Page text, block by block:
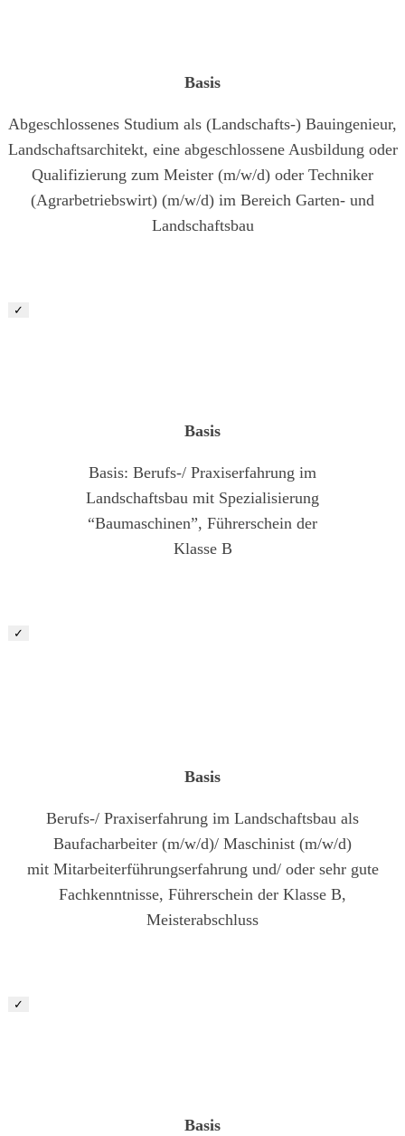
Basis
Abgeschlossenes Studium als (Landschafts-) Bauingenieur,
Landschaftsarchitekt, eine abgeschlossene Ausbildung oder
Qualifizierung zum Meister (m/w/d) oder Techniker
(Agrarbetriebswirt) (m/w/d) im Bereich Garten- und
Landschaftsbau
✓
Basis
Basis: Berufs-/ Praxiserfahrung im
Landschaftsbau mit Spezialisierung
“Baumaschinen”, Führerschein der
Klasse B
✓
Basis
Berufs-/ Praxiserfahrung im Landschaftsbau als
Baufacharbeiter (m/w/d)/ Maschinist (m/w/d)
mit Mitarbeiterführungserfahrung und/ oder sehr gute
Fachkenntnisse, Führerschein der Klasse B,
Meisterabschluss
✓
Basis